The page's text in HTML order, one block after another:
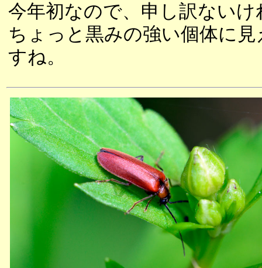
今年初なので、申し訳ない
ちょっと黒みの強い個体に
すね。